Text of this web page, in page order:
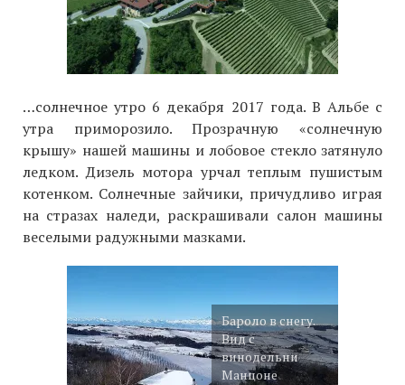
…солнечное утро 6 декабря 2017 года. В Альбе с
утра приморозило. Прозрачную «солнечную
крышу» нашей машины и лобовое стекло затянуло
ледком. Дизель мотора урчал теплым пушистым
котенком. Солнечные зайчики, причудливо играя
на стразах наледи, раскрашивали салон машины
веселыми радужными мазками.
Бароло в снегу.
Вид с
винодельни
Манцоне